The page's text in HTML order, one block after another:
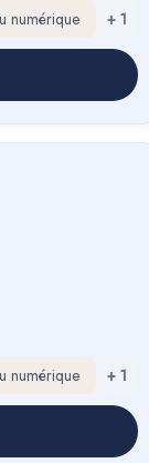
numérique + 1
numérique + 1